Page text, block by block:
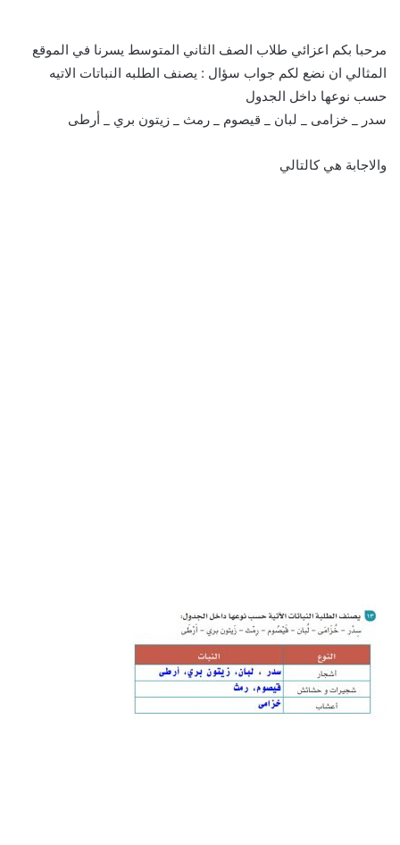
مرحبا بكم اعزائي طلاب الصف الثاني المتوسط يسرنا في الموقع
المثالي ان نضع لكم جواب سؤال : يصنف الطلبه النباتات الاتيه
حسب نوعها داخل الجدول
سدر _ خزامى _ لبان _ قيصوم _ رمث _ زيتون بري _ أرطى
والاجابة هي كالتالي